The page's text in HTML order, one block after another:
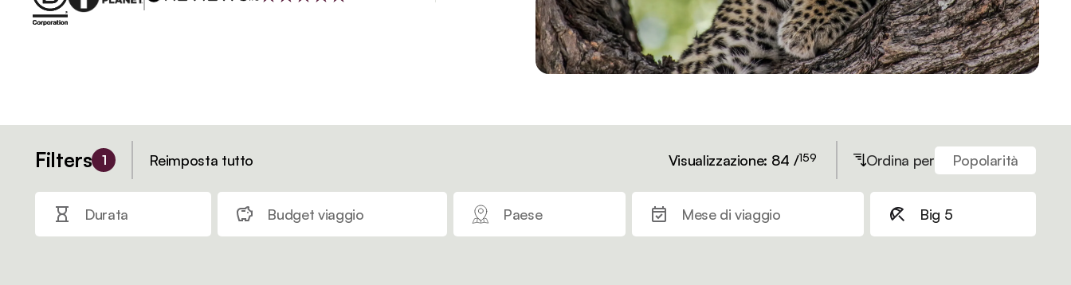
Filters 1 Reimposta tutto Visualizzazione: 84 /159 Ordina per Popolarità
Durata Budget viaggio Paese Mese di viaggio Big 5